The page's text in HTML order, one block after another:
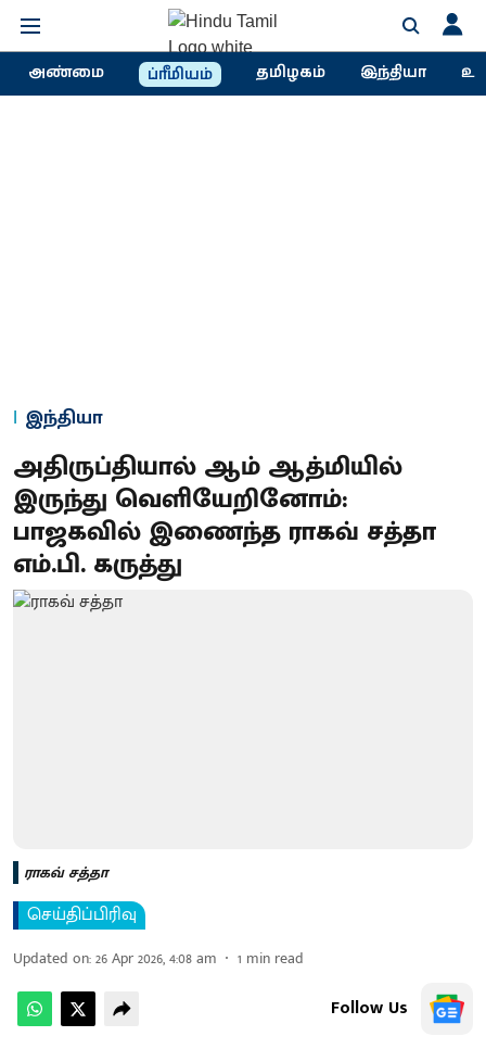
அண்மை ப்ரீமியம் தமிழகம் இந்தியா
இந்தியா
அதிருப்தியால் ஆம் ஆத்மியில்
இருந்து வெளியேறினோம்:
பாஜகவில் இணைந்த ராகவ் சத்தா
எம்.பி. கருத்து
ராகவ் சத்தா
செய்திப்பிரிவு
Updated on:26 Apr 2026, 4:08 am 1 min read
Follow Us